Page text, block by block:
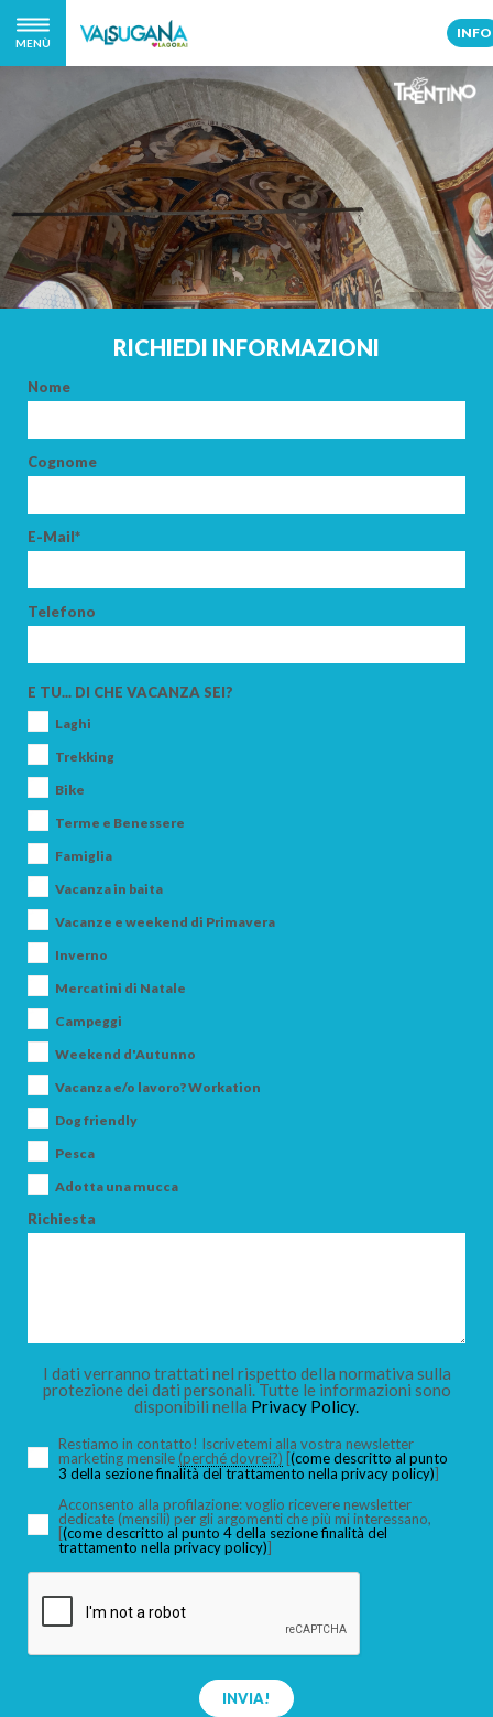
MENÙ
INFO
ADULTI
CERCA
RICHIEDI INFORMAZIONI
Nome
Cognome
E-Mail*
Telefono
E TU... DI CHE VACANZA SEI?
Laghi
Trekking
Bike
Terme e Benessere
Famiglia
Vacanza in baita
Vacanze e weekend di Primavera
Inverno
Mercatini di Natale
Campeggi
Weekend d'Autunno
Vacanza e/o lavoro? Workation
Dog friendly
Pesca
Adotta una mucca
Richiesta
I dati verranno trattati nel rispetto della normativa sulla
protezione dei dati personali. Tutte le informazioni sono
disponibili nella Privacy Policy.
Restiamo in contatto! Iscrivetemi alla vostra newsletter
marketing mensile (perché dovrei?) [(come descritto al punto
3 della sezione finalità del trattamento nella privacy policy)]
Acconsento alla profilazione: voglio ricevere newsletter
dedicate (mensili) per gli argomenti che più mi interessano,
[(come descritto al punto 4 della sezione finalità del
trattamento nella privacy policy)]
INVIA!